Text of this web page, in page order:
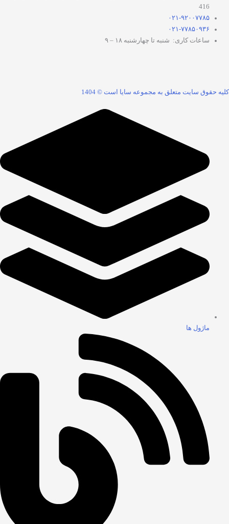
۰۲۱-۹۲۰۰۷۷۸۵
۰۲۱-۷۷۸۵۰۹۳۶
ساعات کاری: شنبه تا چهارشنبه ۱۸ – ۹
سایت متعلق به مجموعه سایا است © 1404
ماژول ها